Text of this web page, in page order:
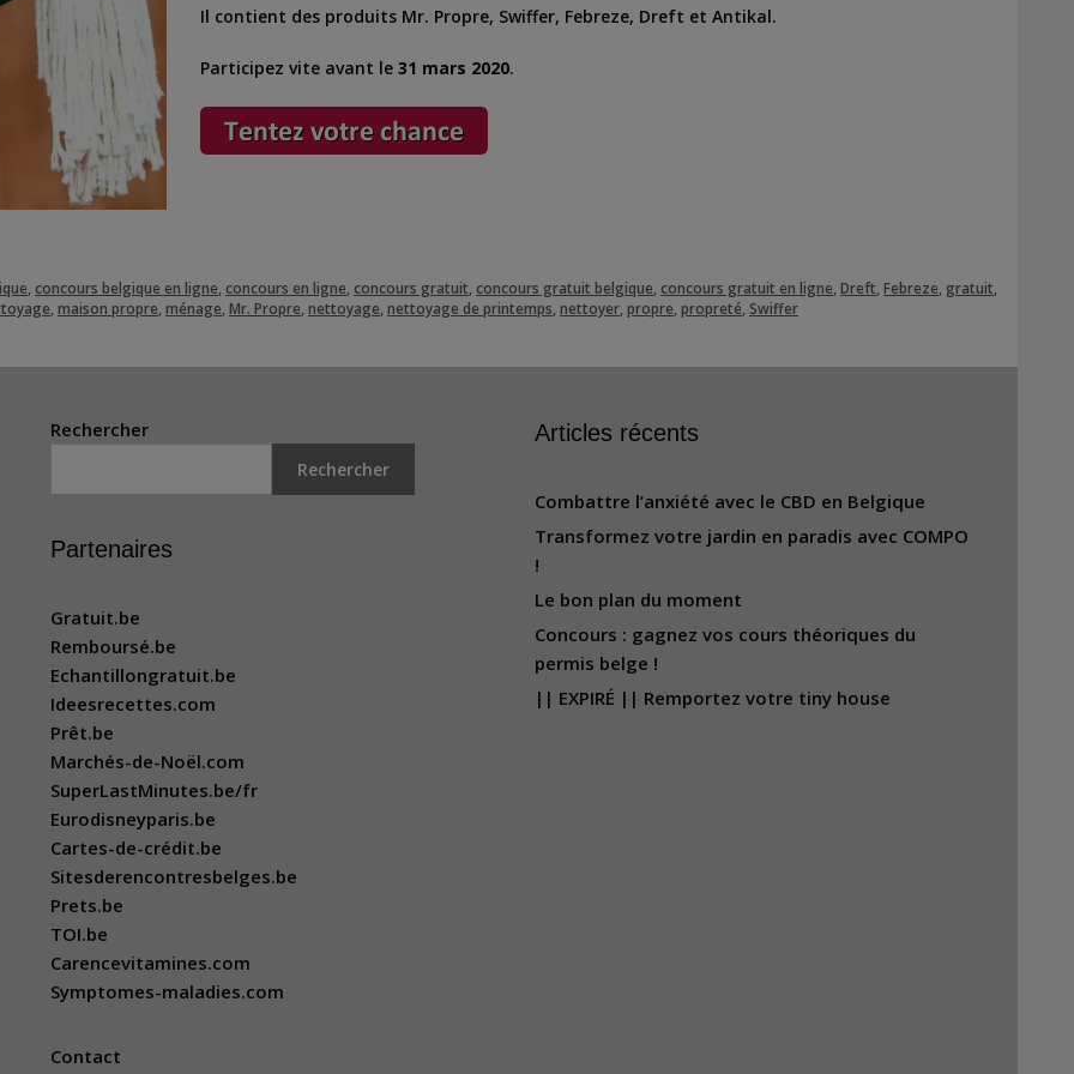
Il contient des produits Mr. Propre, Swiffer, Febreze, Dreft et Antikal.
Participez vite avant le 31 mars 2020.
, concours belgique en ligne, concours en ligne, concours gratuit, concours gratuit belgique, concours gratuit en ligne,Dreft,Febreze, gratuit,
,maison propre,ménage,Mr. Propre,nettoyage,nettoyage de printemps,nettoyer,propre,propreté,Swiffer
Rechercher
Rechercher
Partenaires
Gratuit.be
Remboursé.be
Echantillongratuit.be
Ideesrecettes.com
Prêt.be
Marchés-de-Noël.com
SuperLastMinutes.be/fr
Eurodisneyparis.be
Cartes-de-crédit.be
Sitesderencontresbelges.be
Prets.be
TOI.be
Carencevitamines.com
Symptomes-maladies.com
Contact
Articles récents
Combattre l’anxiété avec le CBD en Belgique
Transformez votre jardin en paradis avec COMPO
!
Le bon plan du moment
Concours : gagnez vos cours théoriques du
permis belge !
|| EXPIRÉ || Remportez votre tiny house